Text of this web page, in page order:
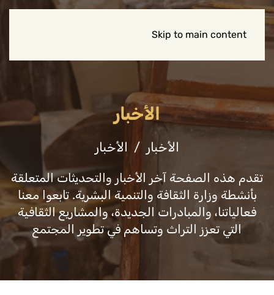
Skip to main content
الأخبار
الأخبار الأخبار
تقدم هذه الصفحة آخر الأخبار والتحديثات المتعلقة
بأنشطة وزارة الثقافة والتنمية البشرية. تابعوا معنا
فعالياتنا، والمبادرات الجديدة، والمشاريع الثقافية
التي تعزز التراث وتساهم في تطوير المجتمع